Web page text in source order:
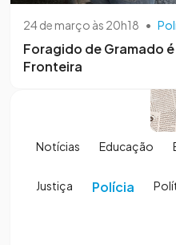
24 de março às 20h18 •
Foragido de Gramado
Fronteira
Notícias Educação
Justiça Polícia